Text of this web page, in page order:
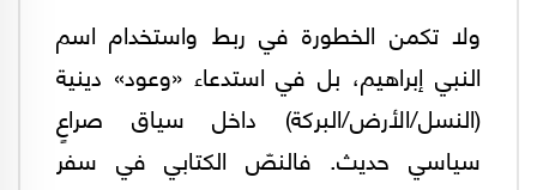
ولا تكمن الخطورة في ربط واستخدام اسم
النبي إبراهيم، بل في استدعاء «وعود» دينية
(النسل/الأرض/البركة) داخل سياق صراعٍ
سياسي حديث. فالنصّ الكتابي في سفر